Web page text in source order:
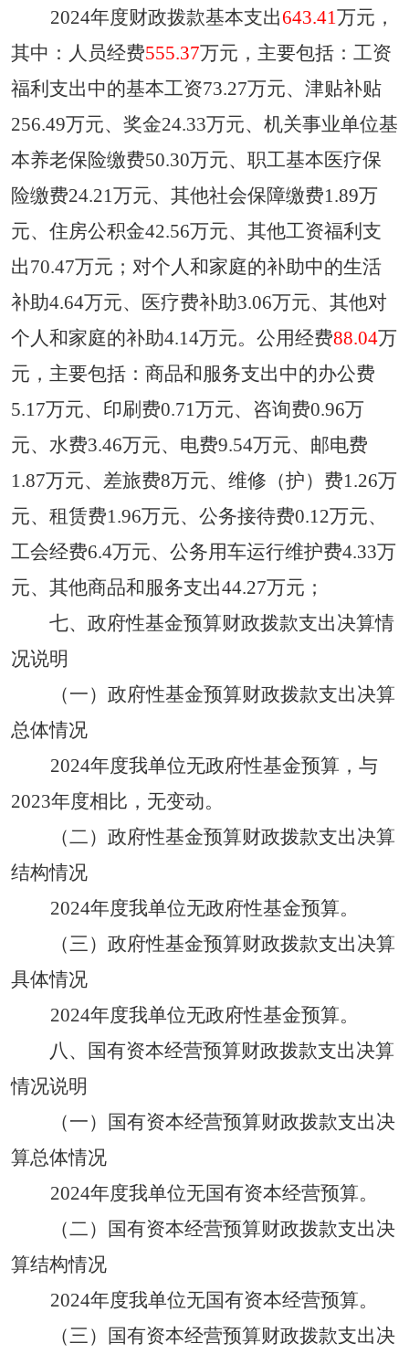
2024年度财政拨款基本支出643.41万元，
其中：人员经费555.37万元，主要包括：工资
福利支出中的基本工资73.27万元、津贴补贴
256.49万元、奖金24.33万元、机关事业单位基
本养老保险缴费50.30万元、职工基本医疗保
险缴费24.21万元、其他社会保障缴费1.89万
元、住房公积金42.56万元、其他工资福利支
出70.47万元 ；对个人和家庭的补助中的生活
补助4.64万元、医疗费补助3.06万元、其他对
个人和家庭的补助4.14万元。公用经费88.04万
元，主要包括：商品和服务支出中的办公费
5.17万元、印刷费0.71万元、咨询费0.96万
元、水费3.46万元、电费9.54万元、邮电费
1.87万元、差旅费8万元、维修（护）费1.26万
元、租赁费1.96万元、公务接待费0.12万元、
工会经费6.4万元、公务用车运行维护费4.33万
元、其他商品和服务支出44.27万元 ；
七、政府性基金预算财政拨款支出决算情
况说明
（一）政府性基金预算财政拨款支出决算
总体情况
2024年度我单位无政府性基金预算 ， 与
2023年度相比， 无变动。
（二）政府性基金预算财政拨款支出决算
结构情况
2024年度我单位无政府性基金预算。
（三）政府性基金预算财政拨款支出决算
具体情况
2024年度我单位无政府性基金预算。
八、国有资本经营预算财政拨款支出决算
情况说明
（一）国有资本经营预算财政拨款支出决
算总体情况
2024年度我单位无国有资本经营预算。
（二）国有资本经营预算财政拨款支出决
算结构情况
2024年度我单位无国有资本经营预算。
（三）国有资本经营预算财政拨款支出决